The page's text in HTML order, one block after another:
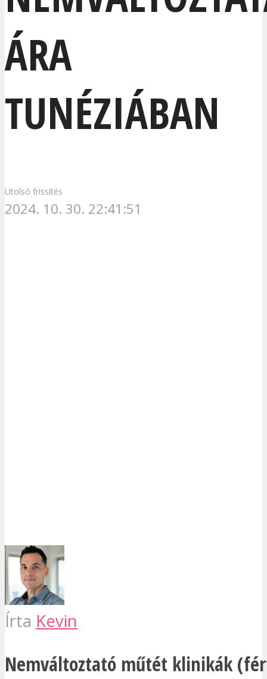
ÁRA
TUNÉZIÁBAN
Utolsó frissítés
2024. 10. 30. 22:41:51
Írta Kevin
Nemváltoztató műtét klinikák